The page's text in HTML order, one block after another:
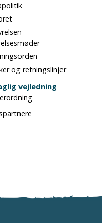
og retningslinjer
vejledning